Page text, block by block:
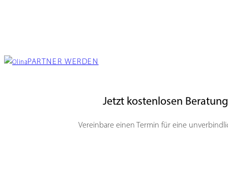
PARTNER WERDEN
Jetzt kostenlosen
Vereinbare einen Termin für eine